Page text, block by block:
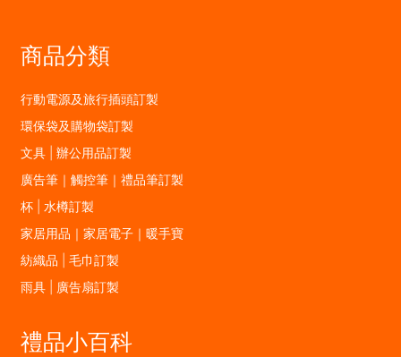
商品分類
行動電源及旅行插頭訂製
環保袋及購物袋訂製
文具 | 辦公用品訂製
廣告筆｜觸控筆｜禮品筆訂製
杯 | 水樽訂製
家居用品｜家居電子｜暖手寶
紡織品 | 毛巾訂製
雨具 | 廣告扇訂製
禮品小百科